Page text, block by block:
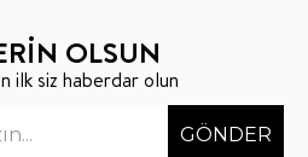
OLSUN
ilk siz haberdar olun
GÖNDER